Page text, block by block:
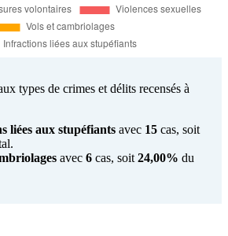
types de crimes et délits recensés à
liées aux stupéfiants avec 15 cas, soit
avec 6 cas, soit 24,00% du